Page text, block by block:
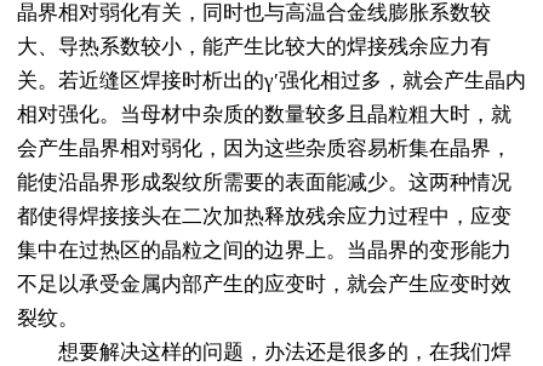
晶界相对弱化有关，同时也与高温合金线膨胀系数较
大、导热系数较小，能产生比较大的焊接残余应力有
关。若近缝区焊接时析出的γ′强化相过多，就会产生晶内
相对强化。当母材中杂质的数量较多且晶粒粗大时，就
会产生晶界相对弱化，因为这些杂质容易析集在晶界，
能使沿晶界形成裂纹所需要的表面能减少。这两种情况
都使得焊接接头在二次加热释放残余应力过程中，应变
集中在过热区的晶粒之间的边界上。当晶界的变形能力
不足以承受金属内部产生的应变时，就会产生应变时效
裂纹。
想要解决这样的问题，办法还是很多的，在我们焊